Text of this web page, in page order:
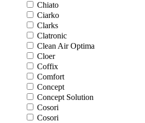
Chiato
Ciarko
Clarks
Clatronic
Clean Air Optima
Cloer
Coffix
Comfort
Concept
Concept Solution
Cosori
Cosori